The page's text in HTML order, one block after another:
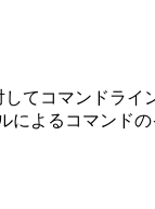
てコマンドライ
によるコマンド